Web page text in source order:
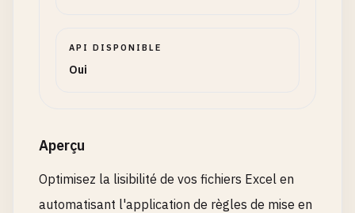
API DISPONIBLE
Oui
Aperçu
Optimisez la lisibilité de vos fichiers Excel en
automatisant l'application de règles de mise en